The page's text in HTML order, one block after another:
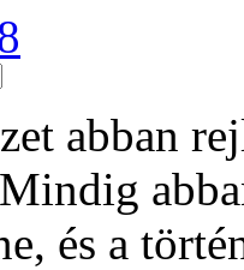
abban
és a